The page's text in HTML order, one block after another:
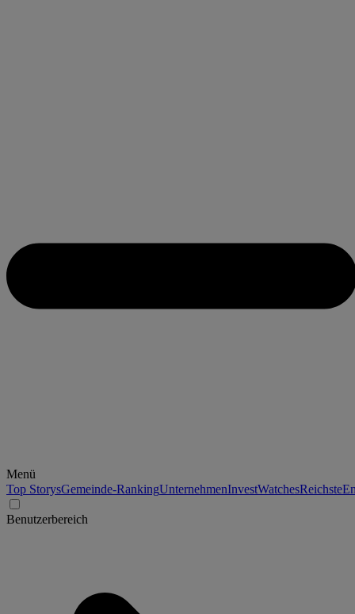
Menü
Top StorysGemeinde-RankingUnternehmenInvestWatchesReichste
Benutzerbereich